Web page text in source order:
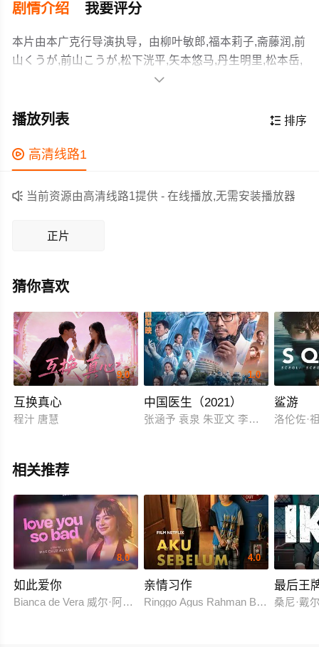
剧情介绍 我要评分
本片由本广克行导演执导，由柳叶敏郎,福本莉子,斋藤润,前
山くうが,前山こうが,松下洸平,矢本悠马,丹生明里,松本岳,
西村直人,真矢美纪,笕利夫,饭岛直子,小泽仁志,木场胜己,加
起伏、扣人心弦，领广大剧情片爱好者和观众们都期待不
民产生了摩擦。并且，在当地居民的对话中，和室井一起
况进一步转变，与安逸的故乡生活格格不入的大量警察、
直升机和警车出现了。事件的影子悄然靠近室井的身边...
作为一部 上映的剧情电影，在当期同类题材影片中具有一
定的看点，在演员表现和剧情架构上也都有不错的亮点，
剧情紧凑，角色塑造鲜明，适合喜欢剧情类电影的观众观

 排序
播放列表
 高清线路1
 当前资源由高清线路1提供 - 在线播放,无需安装播放器
正片
猜你喜欢
9.0
​互换真心
程汁 唐慧
1.0
中国医生（2021）
张涵予 袁泉 朱亚文 李晨 易烊千玺
鲨游
洛伦佐·
相关推荐
8.0
如此爱你
Bianca de Vera 威尔·阿什利·德莱昂
4.0
亲情习作
Ringgo Agus Rahman Bima Sena
最后王
桑尼·戴